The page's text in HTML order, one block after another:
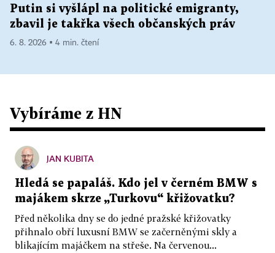
Putin si vyšlápl na politické emigranty,
zbavil je takřka všech občanských práv
6. 8. 2026 ▪ 4 min. čtení
Vybíráme z HN
JAN KUBITA
Hledá se papaláš. Kdo jel v černém BMW s
majákem skrze „Turkovu“ křižovatku?
Před několika dny se do jedné pražské křižovatky
přihnalo obří luxusní BMW se začerněnými skly a
blikajícím majáčkem na střeše. Na červenou...